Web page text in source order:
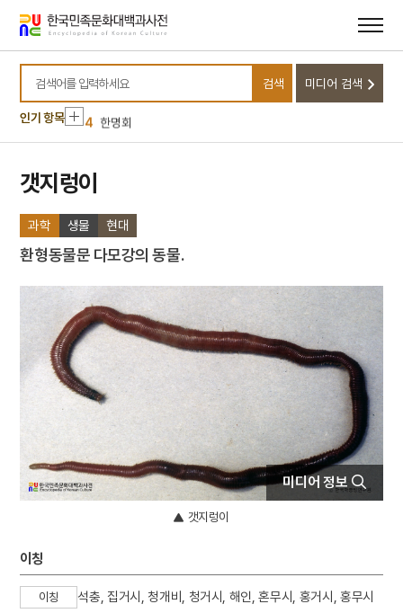
바로가기
바로가기
검색어를 입력하세요
검색 미디어 검색
인기 항목
1 금성대군
2 효감천
3 세조
4 한명회
5 고풀이
6
8
이순신
9
절기
1 금성대군
2
효감천
세조
4 한명회
고풀이
6
대동여지도
7 북조선임시인민위원회
8
갯지렁이
과학 생물 현대
환형동물문 다모강의 동물.
미디어 정보
갯지렁이
이칭
이칭 석충, 집거시, 청개비, 청거시, 해인, 혼무시, 홍거시, 홍무시